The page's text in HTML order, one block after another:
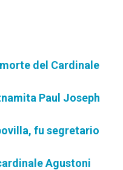
del Cardinale
Paul Joseph
fu segretario
Agustoni